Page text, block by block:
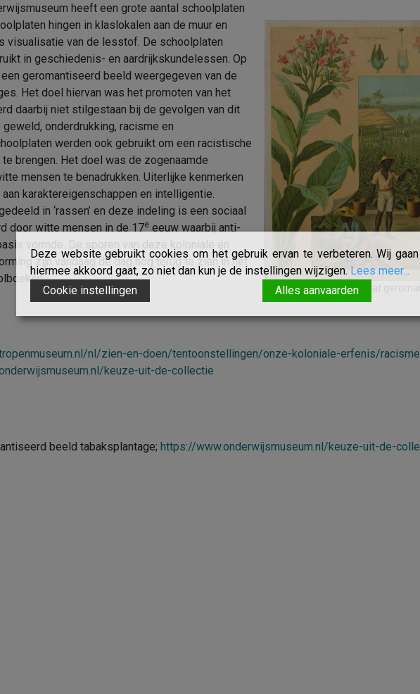
Schoolplaat
heeft een grote aantal schoolplaten
hingen in klaslokalen aan de muur en
visualisatie van de lesstof. De schoolplaten
in geschiedenis- en aardrijkskundelessen. Op
geromantiseerd beeld weergegeven van de
Het doel hiervan was het promoten van het
daarbij niet stilgestaan bij de gevolgen van dit
onderdrukking, racisme en
werden ook gebruikt om een racistische
brengen. Het doel was de zogenaamde
mensen te benadrukken. Uiterlijke kenmerken
karaktereigenschappen en intelligentie.
in ‘rassen’ en deze indeling is een sociaal
door witte mensen in de 17e eeuw waarbij anti-
vormde. De sporen van deze koloniale en
zijn vandaag de dag nog terug te zien in het
nl/zien-en-doen/tentoonstellingen/onze-koloniale-erfenis/
keuze-uit-de-collectie
beeld tabaksplantage; https://www.onderwijsmuseum.nl/keuze-uit-de-
Deze website gebruikt cookies om het gebruik ervan te verbeteren. Wij
hiermee akkoord gaat, zo niet dan kun je de instellingen wijzigen. Lees meer...
Cookie instellingen
Alles aanvaarden